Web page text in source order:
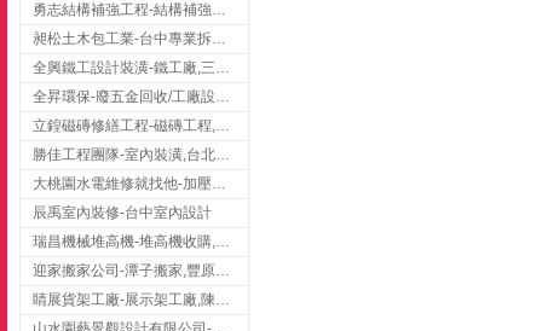
勇志結構補強工程-結構補強工程 ,桃園結構補強工程,龍潭結構補強工程
昶松土木包工業-台中專業拆除工程/挖土機出租
全興鐵工設計裝潢-鐵工廠,三峽鐵工廠,台北鐵工廠
全昇環保-廢五金回收/工廠設備收購/機械設備回收/高價收購廠房設備
立鍠磁磚修繕工程-磁磚工程,磁磚修補,新竹磁磚工程
勝佳工程團隊-室內裝潢,台北房屋裝修,三重室內裝修
大桃園水電維修就找他-加壓馬達,抽水馬達,桃園水電行,中壢水電
辰禹室內裝修-台中室內設計
瑞昌機械堆高機-堆高機收購,新北市堆高機,桃園堆高機
迎家搬家公司-潭子搬家,豐原搬家,大雅搬家,大甲搬家,台中推薦搬家,台中搬家
睛展貨架工廠-展示架工廠,陳列架,台中展示架工廠